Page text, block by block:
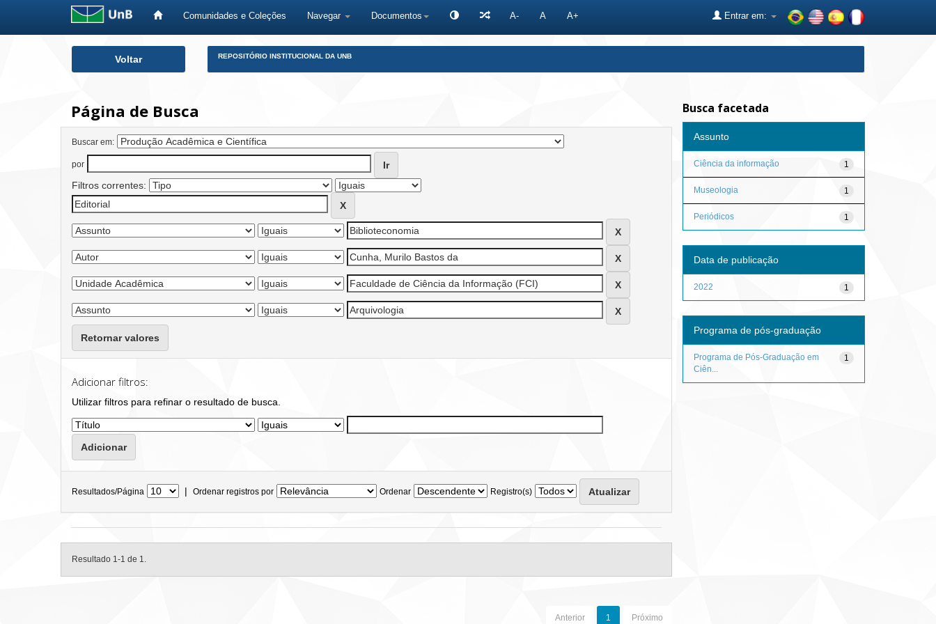
Comunidades e Coleções Navegar Documentos A- A A+ Entrar em:
Voltar REPOSITÓRIO INSTITUCIONAL DA UNB
Página de Busca
Buscar em:
por
Filtros correntes:
Retornar valores
Adicionar filtros:
Utilizar filtros para refinar o resultado de busca.
Resultados/Página | Ordenar registros por Ordenar Registro(s)
Resultado 1-1 de 1.
Anterior 1 Próximo
Busca facetada
Assunto
1
Ciência da informação
1
Museologia
1
Periódicos
Data de publicação
1
2022
Programa de pós-graduação
1
Programa de Pós-Graduação em
Ciên...